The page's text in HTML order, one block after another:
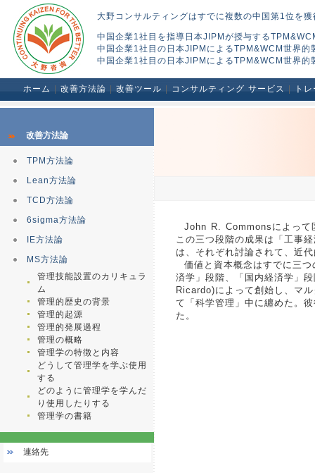
大野コンサルティングはすでに複数の中国第1位を
中国企業1社目を指導日本JIPMが授与する
中国企業1社目の日本JIPMによるTPM&WCM世界
中国企業1社目の日本JIPMによるTPM&WCM世界
ホーム 改善方法論 改善ツール コンサルティング サービス ト
改善方法論
TPM方法論
Lean方法論
TCD方法論
6sigma方法論
IE方法論
MS方法論
管理技能設置のカリキュラ
ム
管理的歴史の背景
管理的起源
管理的発展過程
管理の概略
管理学の特徴と内容
どうして管理学を学ぶ使用
する
どのように管理学を学んだ
り使用したりする
管理学の書籍
連絡先
John R. Commonsによって
この三つ段階の成果は「工事
は、それぞれ討論されて、近
価値と資本概念はすでに三
済学」段階、「国内経済学」
Ricardo)によって創始し、マ
て「科学管理」中に纏めた。
た。